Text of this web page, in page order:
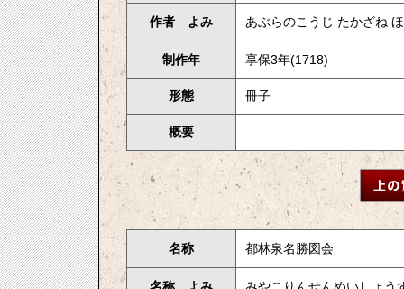
作者 よみ あぶらのこうじ たかざね
制作年 享保3年(1718)
形態 冊子
概要
名称 都林泉名勝図会